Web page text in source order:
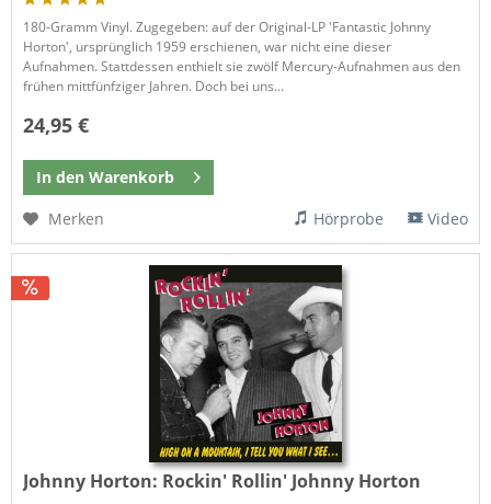
180-Gramm Vinyl. Zugegeben: auf der Original-LP 'Fantastic Johnny
Horton', ursprünglich 1959 erschienen, war nicht eine dieser
Aufnahmen. Stattdessen enthielt sie zwölf Mercury-Aufnahmen aus den
frühen mittfünfziger Jahren. Doch bei uns...
24,95 €
In den Warenkorb
Merken
Hörprobe Video
Johnny Horton: Rockin' Rollin' Johnny Horton